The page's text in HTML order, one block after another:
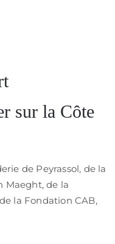
sur la Côte
de Peyrassol, de la
Maeght, de la
la Fondation CAB,